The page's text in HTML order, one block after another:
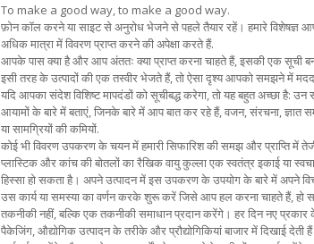
To make a good way, to make a good way.
फ़ोन कॉल करने या साइट से अनुरोध भेजने से पहले तैयार रहें। हमारे विशेषज्ञ
अधिक मात्रा में विवरण प्राप्त करने की अपेक्षा करते हैं.
आपके पास क्या है और आप अंततः क्या प्राप्त करना चाहते हैं, इसकी एक सूची
इसी तरह के उत्पादों की एक तस्वीर भेजते हैं, तो ऐसा दृश्य आपको समझने में
यदि आपका संदेश विशिष्ट मापदंडों को सूचीबद्ध करेगा, तो यह बहुत अच्छा है: उन
आयामों के बारे में बताएं, जिनके बारे में आप बात कर रहे हैं, वजन, संरचना, ज्ञात
या सामग्रियों की कमियों.
कोई भी विवरण उपकरण के चयन में हमारी सिफारिश की समझ और प्राप्ति में
प्लास्टिक और कांच की बोतलों का रैखिक वायु कुल्ला एक स्वतंत्र इकाई या
हिस्सा हो सकता है। अपने उत्पादन में इस उपकरण के उपयोग के बारे में अपने
उस कार्य या समस्या का वर्णन करके शुरू करें जिसे आप हल करना चाहते हैं, हो
तकनीकी नहीं, बल्कि एक तकनीकी समाधान प्रदान करेंगे। हर दिन नए
पैकेजिंग, औद्योगिक उत्पादन के तरीके और प्रौद्योगिकियां बाजार में दिखाई